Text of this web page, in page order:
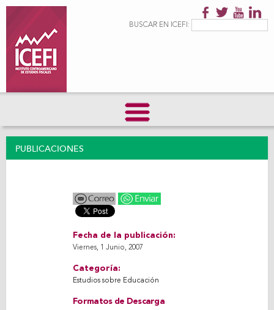
principalFormulario de
BUSCAR EN ICEFI:
PUBLICACIONES
Fecha de la publicación:
Viernes, 1 Junio, 2007
Categoría:
Estudios sobre Educación
Formatos de Descarga